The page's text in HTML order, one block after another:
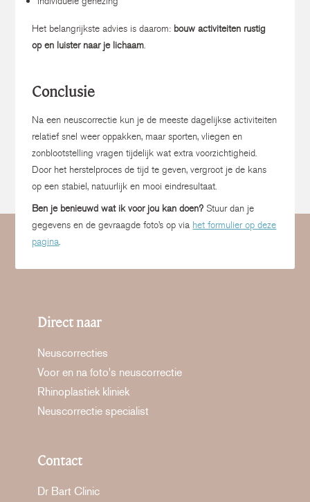
Het belangrijkste advies is daarom: bouw activiteiten rustig
op en luister naar je lichaam.
Conclusie
Na een neuscorrectie kun je de meeste dagelijkse activiteiten
relatief snel weer oppakken, maar sporten, vliegen en
zonblootstelling vragen tijdelijk wat extra voorzichtigheid.
Door het herstelproces de tijd te geven, vergroot je de kans
op een stabiel, natuurlijk en mooi eindresultaat.
Ben je benieuwd wat ik voor jou kan doen?Stuur dan je
gegevens en de gevraagde foto’s op via het formulier op deze
pagina.
Direct naar
Neuscorrecties
Voor en na foto's neuscorrectie
Rhinoplastiek kliniek
Neuscorrectie specialist
Contact
Dr Bart Clinic